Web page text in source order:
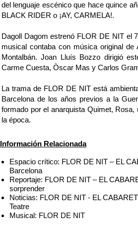
del lenguaje escénico que hace quince
BLACK RIDER o ¡AY, CARMELA!.
Dagoll Dagom estrenó FLOR DE NIT el
musical contaba con música original
Montalbán. Joan Lluís Bozzo dirigió
Carme Cuesta, Òscar Mas y Carlos
La trama de FLOR DE NIT está
Barcelona de los años previos a la
formado por el anarquista Quimet,
la época.
Información Relacionada
Espacio crítico: FLOR DE NIT – EL
Barcelona
Reportaje: FLOR DE NIT – EL
sorprender
Noticias: FLOR DE NIT - EL
Teatre
Musical: FLOR DE NIT